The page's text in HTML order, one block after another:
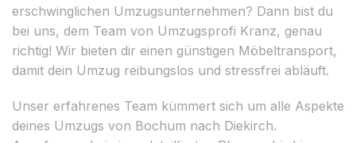
erschwinglichen Umzugsunternehmen? Dann bist du
bei uns, dem Team von Umzugsprofi Kranz, genau
richtig! Wir bieten dir einen günstigen Möbeltransport,
damit dein Umzug reibungslos und stressfrei abläuft.
Unser erfahrenes Team kümmert sich um alle Aspekte
deines Umzugs von Bochum nach Diekirch.